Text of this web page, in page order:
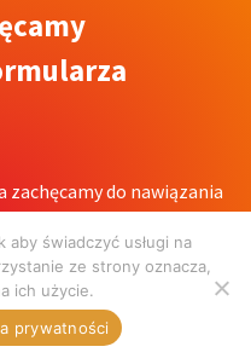
do nawiązania
udzielimy Państwu
aby świadczyć usługi na
ze strony oznacza,
ich użycie.
prywatności